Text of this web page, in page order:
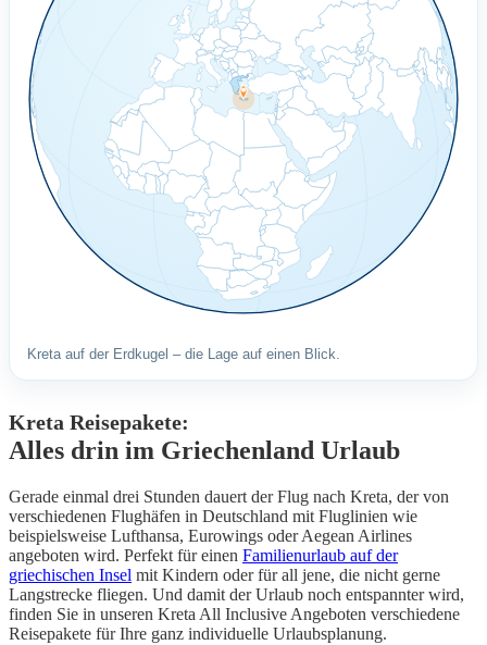
Kreta auf der Erdkugel – die Lage auf einen Blick.
Kreta Reisepakete:
Alles drin im Griechenland Urlaub
Gerade einmal drei Stunden dauert der Flug nach Kreta, der von
verschiedenen Flughäfen in Deutschland mit Fluglinien wie
beispielsweise Lufthansa, Eurowings oder Aegean Airlines
angeboten wird. Perfekt für einen Familienurlaub auf der
griechischen Insel mit Kindern oder für all jene, die nicht gerne
Langstrecke fliegen. Und damit der Urlaub noch entspannter wird,
finden Sie in unseren Kreta All Inclusive Angeboten verschiedene
Reisepakete für Ihre ganz individuelle Urlaubsplanung.